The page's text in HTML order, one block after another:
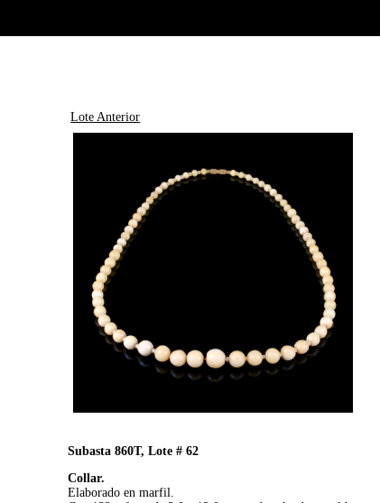
Lote Anterior
Subasta 860T, Lote # 62
Collar.
Elaborado en marfil.